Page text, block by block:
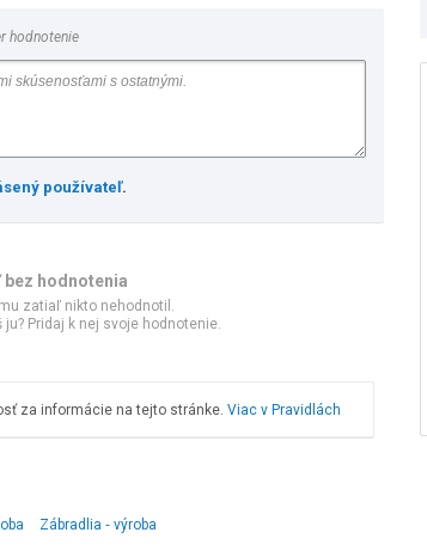
hodnotenie
používateľ.
hodnotenia
zatiaľ nikto nehodnotil.
ju? Pridaj k nej svoje hodnotenie.
za informácie na tejto stránke. Viac v Pravidlách
Zábradlia ‑ výroba